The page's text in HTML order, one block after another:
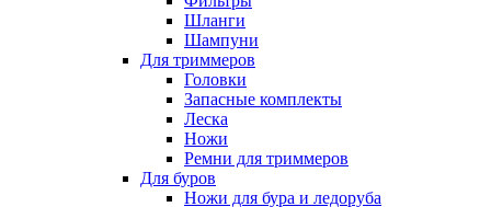
Шланги
Шампуни
Для триммеров
Головки
Запасные комплекты
Леска
Ножи
Ремни для триммеров
Для буров
Ножи для бура и ледоруба